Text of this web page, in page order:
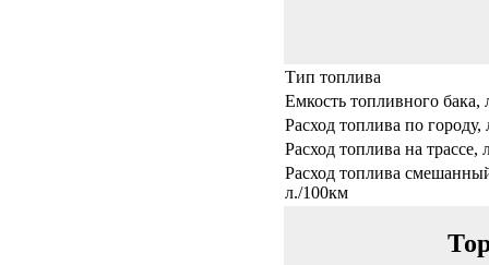
Тип топлива
Емкость топливного бака,
Расход топлива по городу,
Расход топлива на трассе,
Расход топлива
л./100км